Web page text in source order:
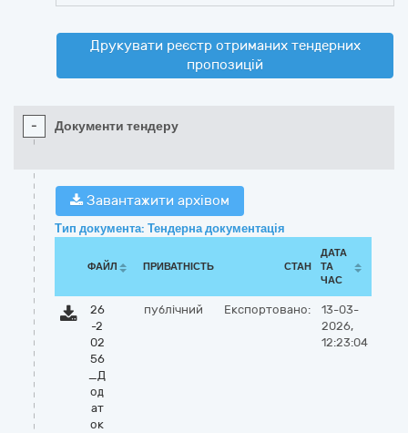
Друкувати реєстр отриманих тендерних
пропозицій
- Документи тендеру
Завантажити архівом
Тип документа: Тендерна документація
ФАЙЛ ПРИВАТНІСТЬ СТАН
ДАТА
ТА
ЧАС
26
-2
02
56
_Д
од
ат
ок
публічний Експортовано:
13-03-
2026,
12:23:04